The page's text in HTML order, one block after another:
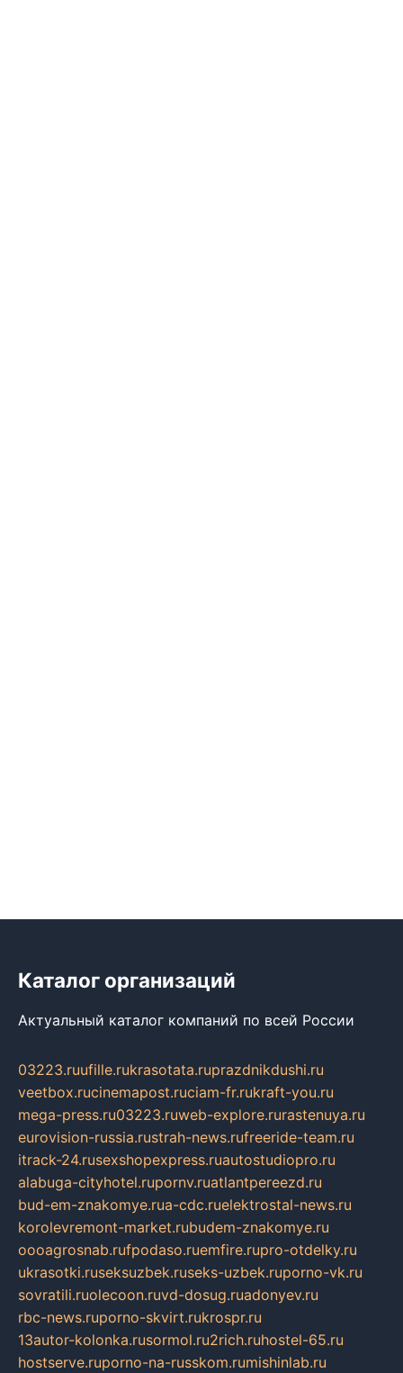
Каталог организаций
Актуальный каталог компаний по всей России
03223.ruufille.rukrasotata.ruprazdnikdushi.ru
veetbox.rucinemapost.ruciam-fr.rukraft-you.ru
mega-press.ru03223.ruweb-explore.rurastenuya.ru
eurovision-russia.rustrah-news.rufreeride-team.ru
itrack-24.rusexshopexpress.ruautostudiopro.ru
alabuga-cityhotel.rupornv.ruatlantpereezd.ru
bud-em-znakomye.rua-cdc.ruelektrostal-news.ru
korolevremont-market.rubudem-znakomye.ru
oooagrosnab.rufpodaso.ruemfire.rupro-otdelky.ru
ukrasotki.ruseksuzbek.ruseks-uzbek.ruporno-vk.ru
sovratili.ruolecoon.ruvd-dosug.ruadonyev.ru
rbc-news.ruporno-skvirt.rukrospr.ru
13autor-kolonka.rusormol.ru2rich.ruhostel-65.ru
hostserve.ruporno-na-russkom.rumishinlab.ru